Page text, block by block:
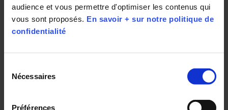
audience et vous permettre d'optimiser les contenus qui
vous sont proposés. En savoir + sur notre politique de
confidentialité
Nécessaires
Préférences
[1]Etude de l’INSERM, Nov.2018
[2]Etudes et résultats DRESS, Juin 2014